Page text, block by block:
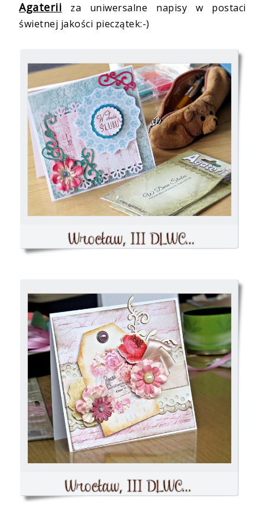
Agaterii za uniwersalne napisy w postaci
świetnej jakości pieczątek:-)